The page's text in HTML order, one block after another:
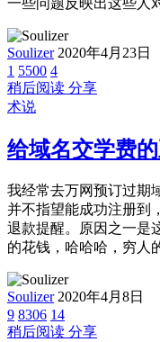
一些问题反映出这些人
Soulizer 2020年4月23日
1 5500 4
稍后阅读 分享
术说
给域名交学费
我经常去万网预订过期
并不指望能成功注册到
退款提醒。原因之一是
的花钱，哈哈哈，穷人
Soulizer 2020年4月8日
9 8306 14
稍后阅读 分享